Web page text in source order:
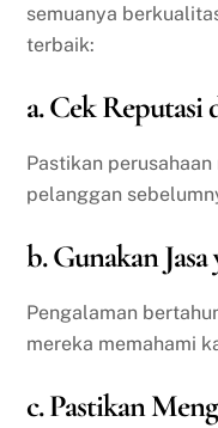
semuanya
terbaik:
a. Cek Reputasi
Pastikan
pelanggan
b. Gunakan
Pengalaman
mereka memahami
c. Pastikan